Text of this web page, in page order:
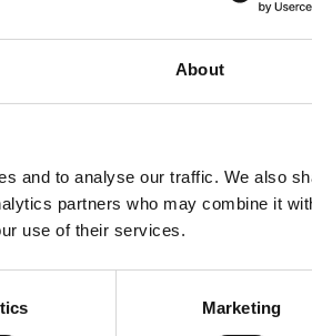
About
and to analyse our traffic. We also
partners who may combine it
use of their services.
Marketing
CompatívelCompatívelCompatívelCompatívelCompatívelCompatível